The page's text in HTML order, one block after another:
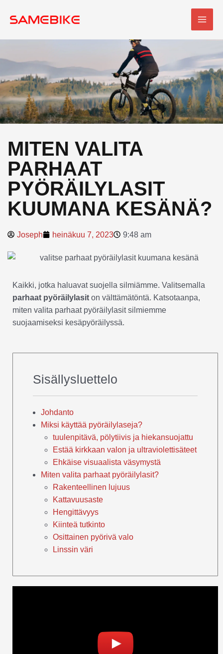
sisältöön
MITEN VALITA
PARHAAT
PYÖRÄILYLASIT
KUUMANA KESÄNÄ?
Joseph heinäkuu 7, 2023 9:48 am
Kaikki, jotka haluavat suojella silmiämme. Valitsemalla
parhaat pyöräilylasit on välttämätöntä. Katsotaanpa,
miten valita parhaat pyöräilylasit silmiemme
suojaamiseksi kesäpyöräilyssä.
Sisällysluettelo
Johdanto
Miksi käyttää pyöräilylaseja?
tuulenpitävä, pölytiivis ja hiekansuojattu
Estää kirkkaan valon ja ultraviolettisäteet
Ehkäise visuaalista väsymystä
Miten valita parhaat pyöräilylasit?
Rakenteellinen lujuus
Kattavuusaste
Hengittävyys
Kiinteä tutkinto
Osittainen pyörivä valo
Linssin väri